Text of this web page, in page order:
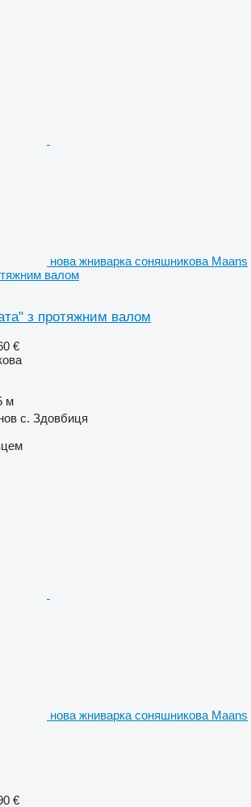
нова жниварка соняшникова Maans
валом
з протяжним валом
€
м
с. Здовбиця
нова жниварка соняшникова Maans
€